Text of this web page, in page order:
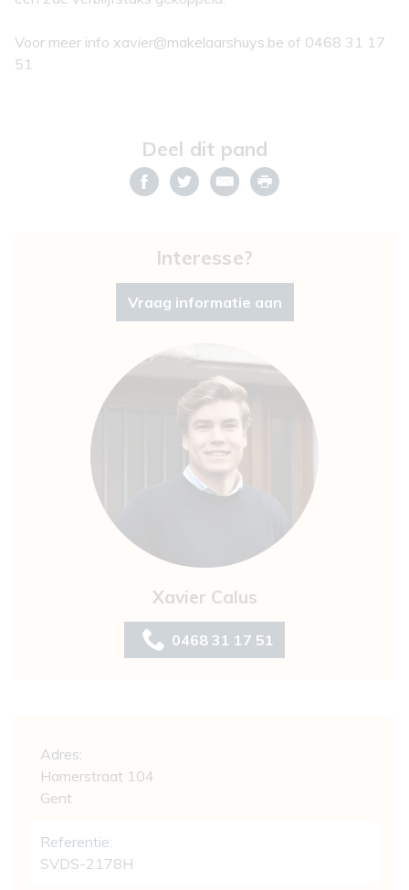
Voor meer info xavier@makelaarshuys.be of 0468 31 17
51
Deel dit pand
Interesse?
Vraag informatie aan
Xavier Calus
0468 31 17 51
Adres:
Hamerstraat 104
Gent
Referentie:
SVDS-2178H